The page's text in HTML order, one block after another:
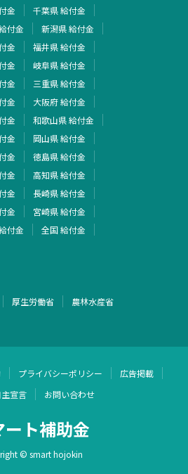
金
千葉県 給付金
付金
新潟県 給付金
金
福井県 給付金
金
岐阜県 給付金
金
三重県 給付金
金
大阪府 給付金
金
和歌山県 給付金
金
岡山県 給付金
金
徳島県 給付金
金
高知県 給付金
金
長崎県 給付金
金
宮崎県 給付金
付金
全国 給付金
厚生労働省 農林水産省
プライバシーポリシー
広告掲載
宣言
お問い合わせ
ート補助金
© smart hojokin